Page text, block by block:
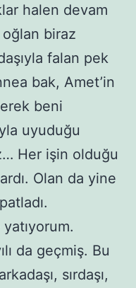
halen devam
biraz
falan pek
bak, Amet’in
beni
uyuduğu
Her işin olduğu
Olan da yine
da geçmiş. Bu
sırdaşı,